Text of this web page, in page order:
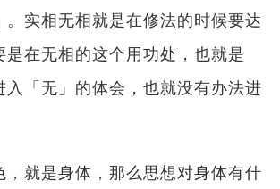
。实相无相就是在修法的时候要达
是在无相的这个用功处，也就是
入「无」的体会，也就没有办法进
，就是身体，那么思想对身体有什